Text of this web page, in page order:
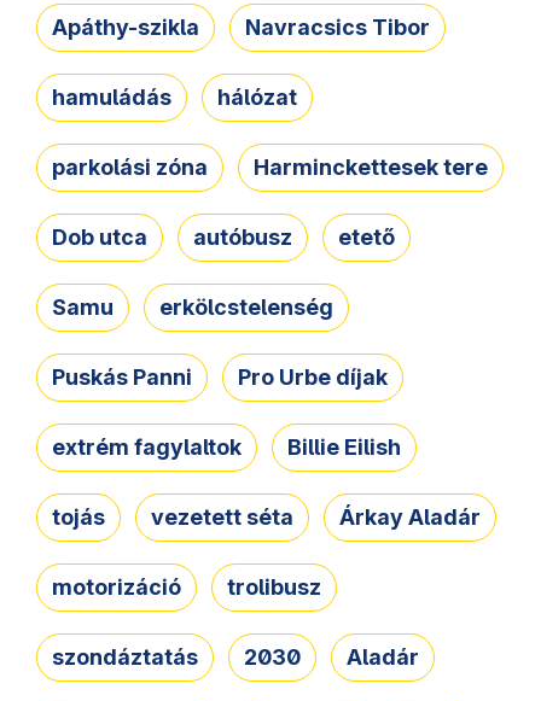
Apáthy-szikla Navracsics Tibor
hamuládás hálózat
parkolási zóna Harminckettesek tere
Dob utca autóbusz etető
Samu erkölcstelenség
Puskás Panni Pro Urbe díjak
extrém fagylaltok Billie Eilish
tojás vezetett séta Árkay Aladár
motorizáció trolibusz
szondáztatás 2030 Aladár